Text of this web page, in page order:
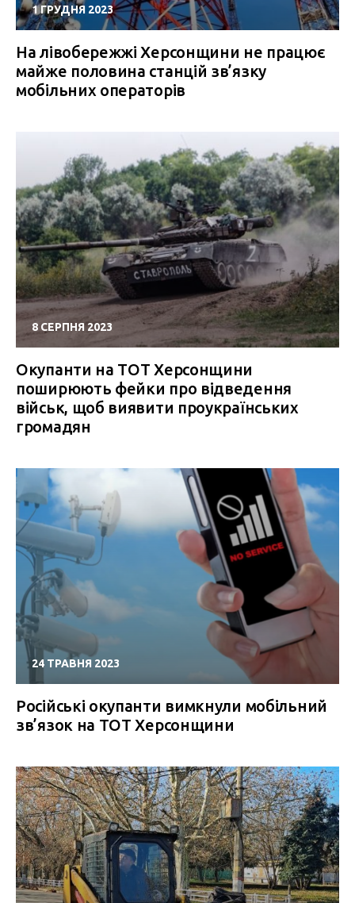
1 ГРУДНЯ 2023
На лівобережжі Херсонщини не працює
майже половина станцій зв’язку
мобільних операторів
8 СЕРПНЯ 2023
Окупанти на ТОТ Херсонщини
поширюють фейки про відведення
військ, щоб виявити проукраїнських
громадян
24 ТРАВНЯ 2023
Російські окупанти вимкнули мобільний
зв’язок на ТОТ Херсонщини